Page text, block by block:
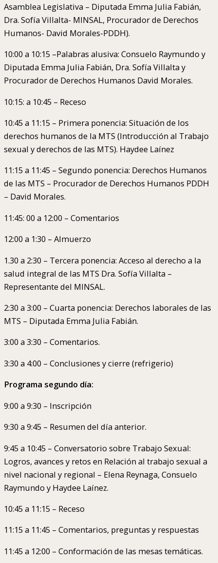
Asamblea Legislativa – Diputada Emma Julia Fabián,
Dra. Sofía Villalta- MINSAL, Procurador de Derechos
Humanos- David Morales-PDDH).
10:00 a 10:15 –Palabras alusiva: Consuelo Raymundo y
Diputada Emma Julia Fabián, Dra. Sofía Villalta y
Procurador de Derechos Humanos David Morales.
10:15: a 10:45 – Receso
10:45 a 11:15 – Primera ponencia: Situación de los
derechos humanos de la MTS (Introducción al Trabajo
sexual y derechos de las MTS). Haydee Laínez
11:15 a 11:45 – Segundo ponencia: Derechos Humanos
de las MTS – Procurador de Derechos Humanos PDDH
– David Morales.
11:45: 00 a 12:00 – Comentarios
12:00 a 1:30 – Almuerzo
1.30 a 2:30 – Tercera ponencia: Acceso al derecho a la
salud integral de las MTS Dra. Sofía Villalta –
Representante del MINSAL.
2:30 a 3:00 – Cuarta ponencia: Derechos laborales de las
MTS – Diputada Emma Julia Fabián.
3:00 a 3:30 – Comentarios.
3:30 a 4:00 – Conclusiones y cierre (refrigerio)
Programa segundo día:
9:00 a 9:30 – Inscripción
9:30 a 9:45 – Resumen del día anterior.
9:45 a 10:45 – Conversatorio sobre Trabajo Sexual:
Logros, avances y retos en Relación al trabajo sexual a
nivel nacional y regional – Elena Reynaga, Consuelo
Raymundo y Haydee Laínez.
10:45 a 11:15 – Receso
11:15 a 11:45 – Comentarios, preguntas y respuestas
11:45 a 12:00 – Conformación de las mesas temáticas.